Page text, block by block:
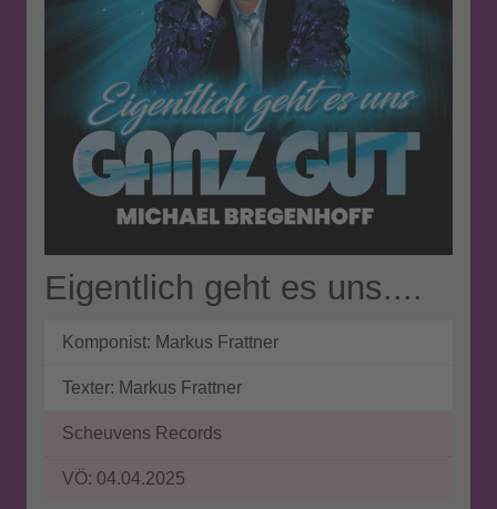
Eigentlich geht es uns....
Komponist: Markus Frattner
Texter: Markus Frattner
Scheuvens Records
VÖ: 04.04.2025